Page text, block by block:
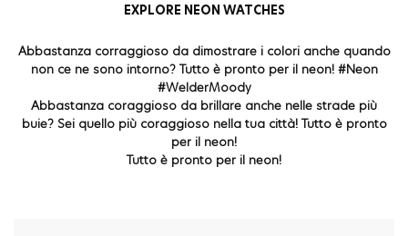
EXPLORE NEON WATCHES
Abbastanza corraggioso da dimostrare i colori anche quando
non ce ne sono intorno? Tutto è pronto per il neon! #Neon
#WelderMoody
Abbastanza coraggioso da brillare anche nelle strade più
buie? Sei quello più coraggioso nella tua città! Tutto è pronto
per il neon!
Tutto è pronto per il neon!